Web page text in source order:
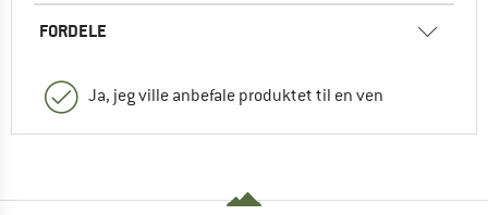
FORDELE
Ja, jeg ville anbefale produktet til en ven